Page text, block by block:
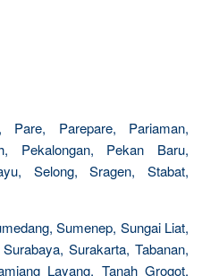
Pare, Parepare, Pariaman,
Pekalongan, Pekan Baru,
Selong, Sragen, Stabat,
Sumenep, Sungai Liat,
Surakarta, Tabanan,
Layang, Tanah Grogot,